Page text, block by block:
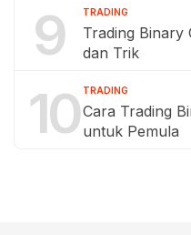
9 TRADING
Trading Binary
dan Trik
10 TRADING
Cara Trading
untuk Pemula